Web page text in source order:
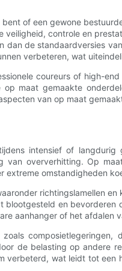
of een gewone
controle en
de standaardversies
verbeteren, wat
coureurs of high-
maat gemaakte
van op maat
intensief of langdurig
oververhitting. Op
extreme omstandigheden
richtingslamellen
en
aanhanger of het afdalen
de belasting op andere
wat leidt tot